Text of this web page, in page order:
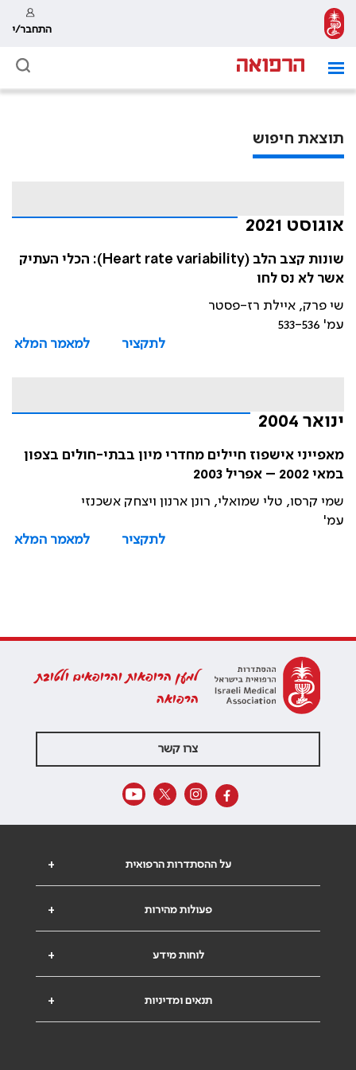
התחבר/י
תוצאת חיפוש
אוגוסט 2021
שונות קצב הלב (Heart rate variability): הכלי העתיק
אשר לא נס לחו
שי פרק, איילת רז-פסטר
עמ' 533-536
לתקציר
למאמר המלא
ינואר 2004
מאפייני אישפוז חיילים מחדרי מיון בבתי-חולים בצפון
במאי 2002 – אפריל 2003
שמי קרסו, טלי שמואלי, רונן ארנון ויצחק אשכנזי
עמ'
לתקציר
למאמר המלא
למען הרופאות והרופאים ולטובת
הרפואה
צרו קשר
+ על ההסתדרות הרפואית
+ פעולות מהירות
+ לוחות מידע
+ תנאים ומדיניות